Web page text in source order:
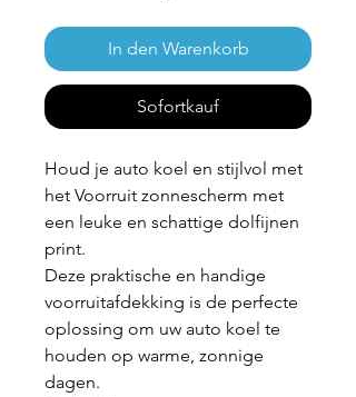
In den Warenkorb
Sofortkauf
Houd je auto koel en stijlvol met
het Voorruit zonnescherm met
een leuke en schattige dolfijnen
print.
Deze praktische en handige
voorruitafdekking is de perfecte
oplossing om uw auto koel te
houden op warme, zonnige
dagen.